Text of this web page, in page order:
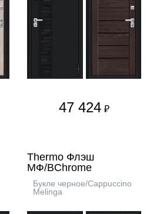
47 424 ₽
Thermo Флэш
МФ/BChrome
Букле черное/Cappuccino
Melinga